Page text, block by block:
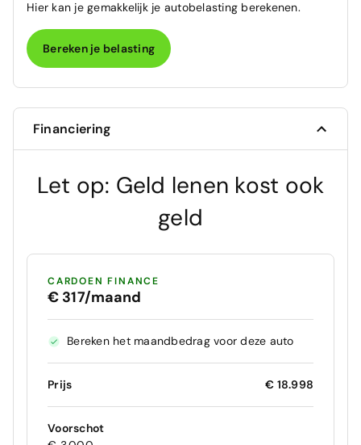
Hier kan je gemakkelijk je autobelasting berekenen.
Bereken je belasting
Financiering
Let op: Geld lenen kost ook
geld
CARDOEN FINANCE
€ 317/maand
Bereken het maandbedrag voor deze auto
Prijs € 18.998
Voorschot